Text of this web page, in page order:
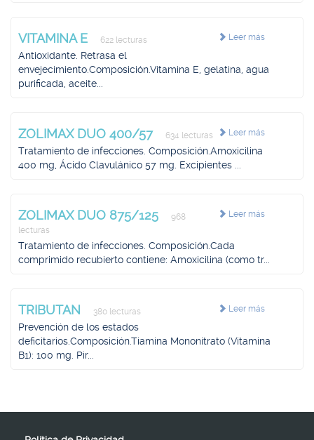
Leer más
VITAMINA E 622 lecturas
Antioxidante. Retrasa el
envejecimiento.Composición.Vitamina E, gelatina, agua
purificada, aceite...
Leer más
ZOLIMAX DUO 400/57 634 lecturas
Tratamiento de infecciones. Composición.Amoxicilina
400 mg, Ácido Clavulánico 57 mg. Excipientes ...
Leer más
ZOLIMAX DUO 875/125
968
lecturas
Tratamiento de infecciones. Composición.Cada
comprimido recubierto contiene: Amoxicilina (como tr...
Leer más
TRIBUTAN 380 lecturas
Prevención de los estados
deficitarios.Composición.Tiamina Mononitrato (Vitamina
B1): 100 mg. Pir...